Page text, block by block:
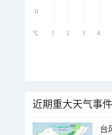
0
1 2 3 4
℃
近期重大天气事件
台